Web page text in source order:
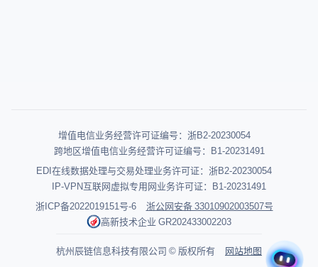
增值电信业务经营许可证编号：浙B2-20230054
跨地区增值电信业务经营许可证编号：B1-20231491
EDI在线数据处理与交易处理业务许可证：浙B2-20230054
IP-VPN互联网虚拟专用网业务许可证：B1-20231491
浙ICP备2022019151号-6
浙公网安备 33010902003507号
高新技术企业 GR202433002203
杭州辰链信息科技有限公司 © 版权所有 网站地图